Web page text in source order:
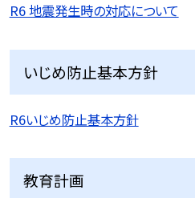
R6 地震発生時の対応について
いじめ防止基本方針
R6いじめ防止基本方針
教育計画